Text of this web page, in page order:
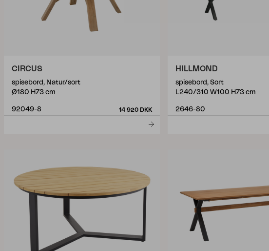
CIRCUS
spisebord, Natur/sort
Ø180 H73 cm
92049-8 14 920 DKK
HILLMOND
spisebord, Sort
L240/310 W100 H73 cm
2646-80